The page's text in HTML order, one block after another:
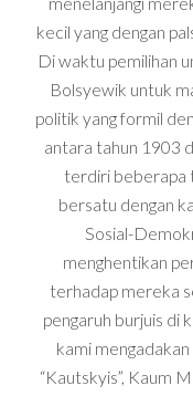
kecil yang dengan
Di waktu pemilihan
Bolsyewik untuk
politik yang formil
antara tahun 1903
terdiri beberapa
bersatu dengan
Sosial-
menghentikan
terhadap mereka
pengaruh burjuis di
kami
“Kautskyis”, Kaum